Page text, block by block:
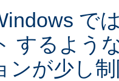
で
するよう
ンが少し